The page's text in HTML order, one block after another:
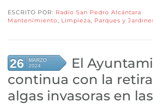
ESCRITO POR: Radio San Pedro Alcántara
Mantenimiento, Limpieza, Parques y
26
MARZO
2024
El
continua con la
algas invasoras en